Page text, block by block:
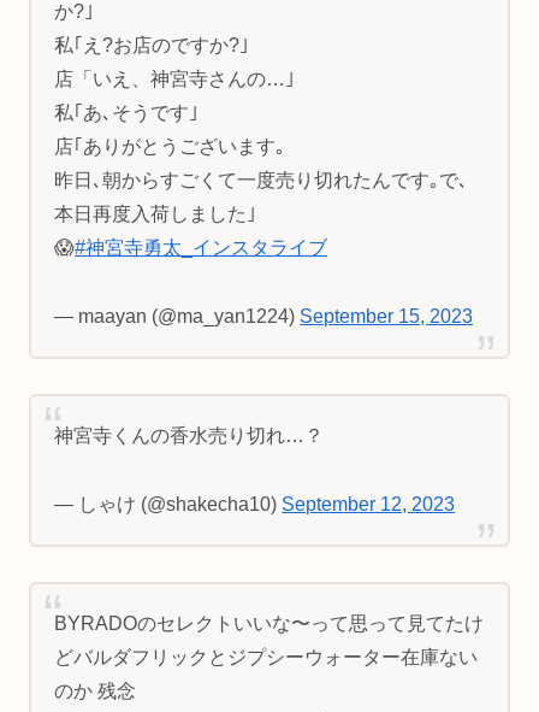
か?｣
私｢え?お店のですか?｣
店「いえ、神宮寺さんの…｣
私｢あ､そうです｣
店｢ありがとうございます｡
昨日､朝からすごくて一度売り切れたんです｡で､
本日再度入荷しました｣
😱#神宮寺勇太_インスタライブ
— maayan (@ma_yan1224) September 15, 2023
神宮寺くんの香水売り切れ…？
— しゃけ (@shakecha10) September 12, 2023
BYRADOのセレクトいいな〜って思って見てたけ
どバルダフリックとジプシーウォーター在庫ない
のか 残念